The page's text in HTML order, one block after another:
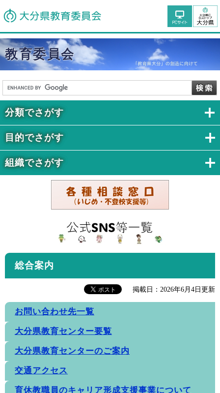
教育委員会
総合案内
掲載日：2026年6月4日更新
お問い合わせ先一覧
大分県教育センター要覧
大分県教育センターのご案内
交通アクセス
育休教職員のキャリア形成支援事業について
分類でさがす
目的でさがす
組織でさがす